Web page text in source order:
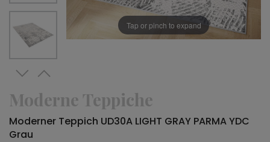
Tap or pinch to expand
Moderne Teppiche
Moderner Teppich UD30A LIGHT GRAY PARMA YDC
Grau